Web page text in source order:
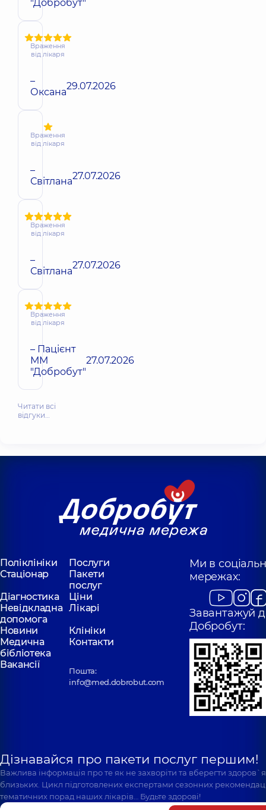
"Добробут"
Враження
від лікаря
–
Оксана29.07.2026
Враження
від лікаря
–
Світлана27.07.2026
Враження
від лікаря
–
Світлана27.07.2026
Враження
від лікаря
– Пацієнт
ММ
"Добробут"
27.07.2026
Читати всі
відгуки…
Поліклініки
Послуги
Стаціонар
Пакети
послуг
Діагностика
Ціни
Невідкладна
допомога
Лікарі
Новини
Клініки
Медична
бібліотека
Контакти
Вакансії
Пошта:
info@med.dobrobut.com
Ми в
мережах:
Завантажуй
Добробут:
Дізнавайся про пакети послуг першим!
Важлива інформація про те як не захворіти та вберегти
близьких. Цикл підготовлених експертами сезонних
тематичних порад наших лікарів… Будьте здорові!